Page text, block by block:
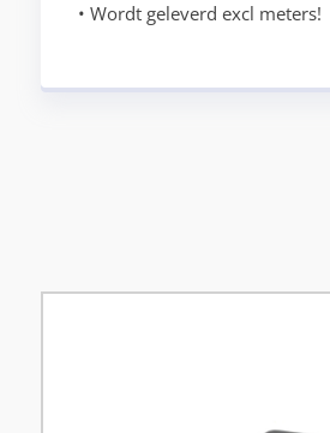
• Wordt geleverd excl meters!